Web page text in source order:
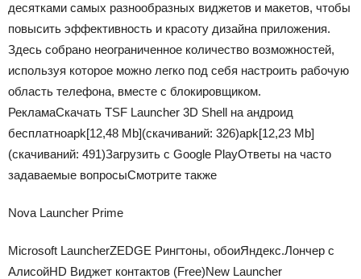
десятками самых разнообразных виджетов и макетов, чтобы
повысить эффективность и красоту дизайна приложения.
Здесь собрано неограниченное количество возможностей,
используя которое можно легко под себя настроить рабочую
область телефона, вместе с блокировщиком.
РекламаСкачать TSF Launcher 3D Shell на андроид
бесплатноapk[12,48 Mb](cкачиваний: 326)apk[12,23 Mb]
(cкачиваний: 491)Загрузить с Google PlayОтветы на часто
задаваемые вопросыСмотрите также
Nova Launcher Prime
Microsoft LauncherZEDGE Рингтоны, обоиЯндекс.Лончер с
АлисойHD Виджет контактов (Free)New Launcher